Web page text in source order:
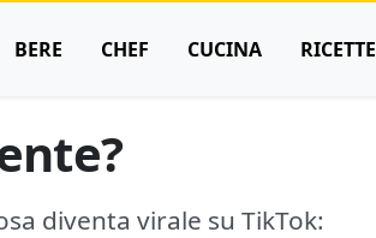
BERE CHEF CUCINA RICETTE
diventa virale su TikTok: